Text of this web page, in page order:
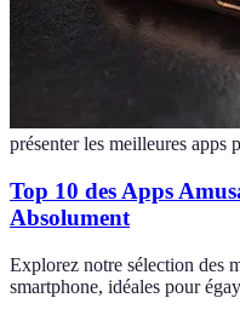
présenter les meilleures apps
Top 10 des Apps
Absolument
Explorez notre sélection des
smartphone, idéales pour